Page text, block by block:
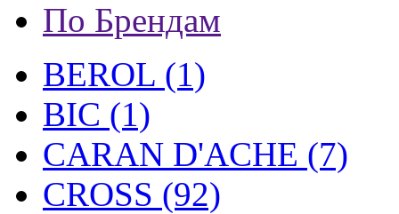
По Брендам
BEROL (1)
BIC (1)
CARAN D'ACHE (7)
CROSS (92)